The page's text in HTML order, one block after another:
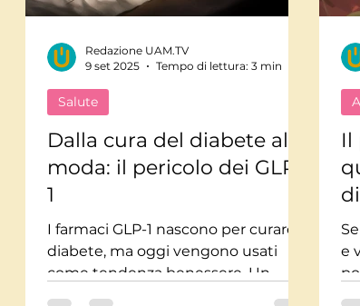
Dalla cura del diabete alla
moda: il pericolo dei GLP-
1
I farmaci GLP-1 nascono per curare il
diabete, ma oggi vengono usati
come tendenza benessere. Un
abuso che rischia di creare carenze
Salute
Redazione UAM.TV
9 set 2025
Tempo di lettura: 3 min
Il
e